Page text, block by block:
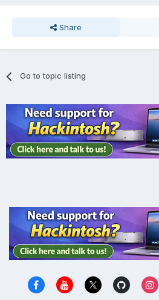
Share
Go to topic listing